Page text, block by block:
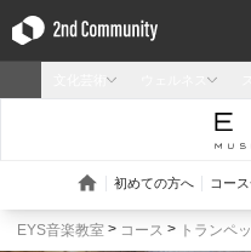
EYS音楽教室 コース トランペ